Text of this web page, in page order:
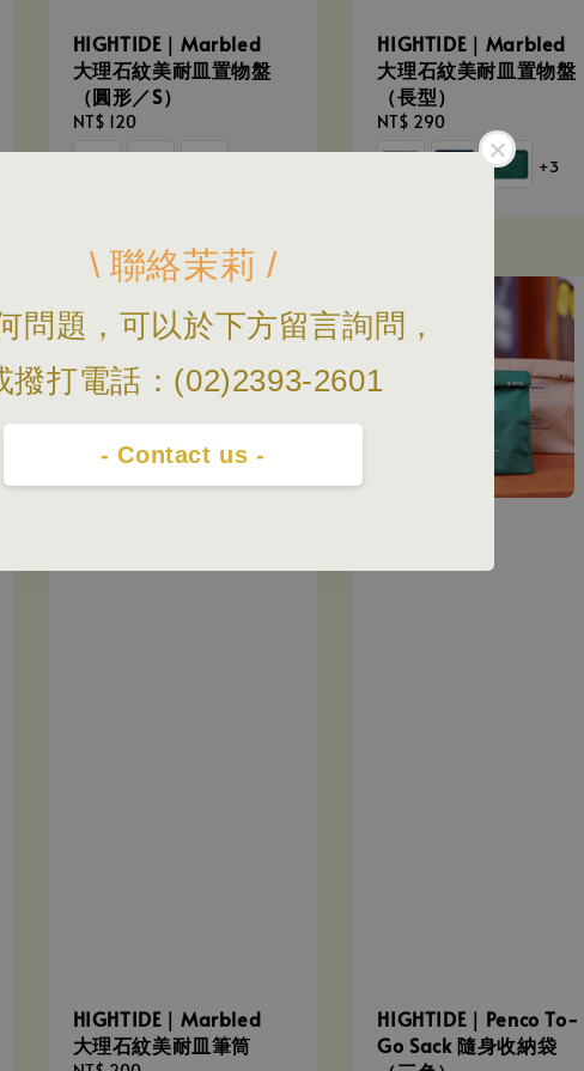
\ 聯絡茉莉 /
問題，可以於下方留言詢問，
撥打電話：(02)2393-2601
- Contact us -
HIGHTIDE｜Marbled
大理石紋美耐皿置物盤
（圓形／S）
Regular
price
NT$ 120
HIGHTIDE｜Marbled
大理石紋美耐皿置物盤
（長型）
Regular
price
NT$ 290
+3
HIGHTIDE｜Marbled
大理石紋美耐皿筆筒
HIGHTIDE｜Penco To-
Go Sack 隨身收納袋